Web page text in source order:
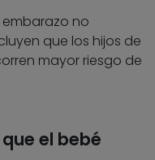
embarazo no
que los hijos de
mayor riesgo de
el bebé